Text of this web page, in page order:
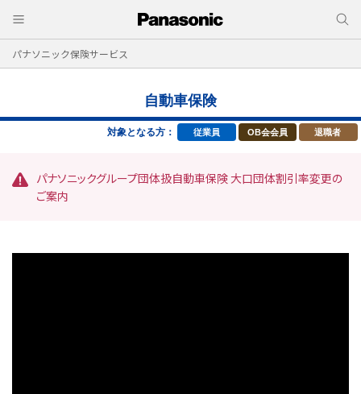
パナソニック保険サービス
自動車保険
対象となる方： 従業員 OB会会員 退職者
パナソニックグループ団体扱自動車保険 大口団体割引率変更の
ご案内